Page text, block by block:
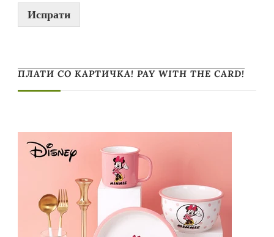
Испрати
ПЛАТИ СО КАРТИЧКА! PAY WITH THE CARD!